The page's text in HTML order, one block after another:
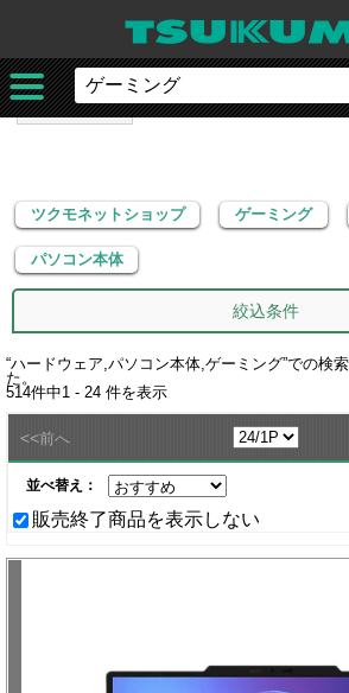
ツクモネットショップ
パソコン本体
ツクモネットショップ ゲーミング
パソコン本体
絞込条件
“ハードウェア,パソコン本体,ゲーミング”での検
た。
514件中1 - 24 件を表示
<<前へ
並べ替え：
販売終了商品を表示しない